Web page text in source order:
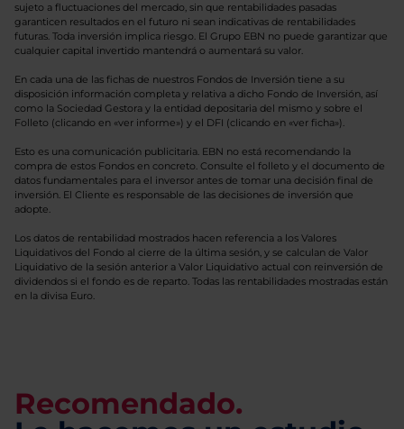
sujeto a fluctuaciones del mercado, sin que rentabilidades pasadas
garanticen resultados en el futuro ni sean indicativas de rentabilidades
futuras. Toda inversión implica riesgo. El Grupo EBN no puede garantizar que
cualquier capital invertido mantendrá o aumentará su valor.
En cada una de las fichas de nuestros Fondos de Inversión tiene a su
disposición información completa y relativa a dicho Fondo de Inversión, así
como la Sociedad Gestora y la entidad depositaria del mismo y sobre el
Folleto (clicando en «ver informe») y el DFI (clicando en «ver ficha»).
Esto es una comunicación publicitaria. EBN no está recomendando la
compra de estos Fondos en concreto. Consulte el folleto y el documento de
datos fundamentales para el inversor antes de tomar una decisión final de
inversión. El Cliente es responsable de las decisiones de inversión que
adopte.
Los datos de rentabilidad mostrados hacen referencia a los Valores
Liquidativos del Fondo al cierre de la última sesión, y se calculan de Valor
Liquidativo de la sesión anterior a Valor Liquidativo actual con reinversión de
dividendos si el fondo es de reparto. Todas las rentabilidades mostradas están
en la divisa Euro.
Recomendado.